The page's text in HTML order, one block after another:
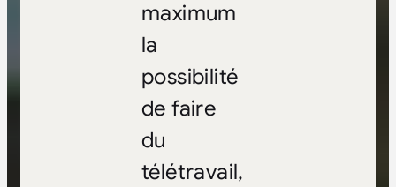
maximum
la
possibilité
de faire
du
télétravail,